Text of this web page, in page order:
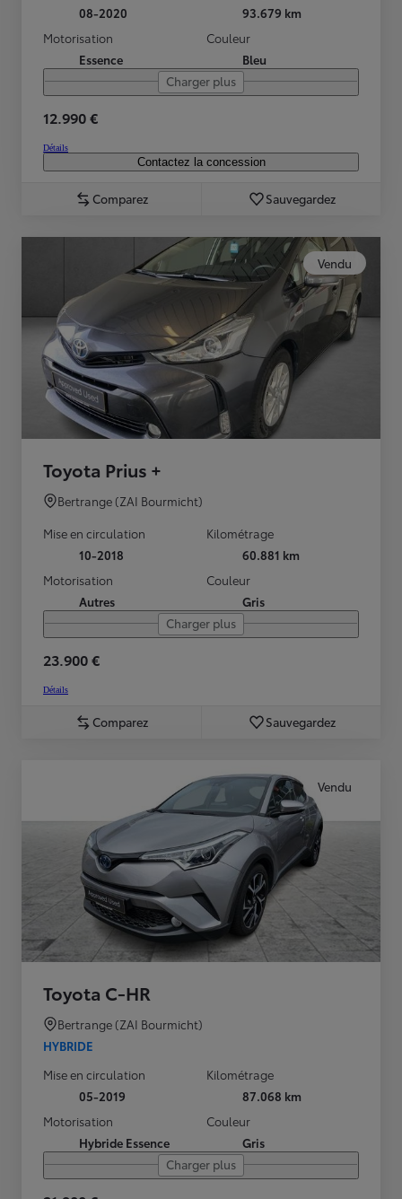
08-2020
93.679 km
Motorisation
Essence
Couleur
Bleu
Charger plus
12.990 €
Détails
Contactez la concession
Comparez Sauvegardez
Vendu
Toyota Prius +
Bertrange (ZAI Bourmicht)
Mise en circulation
10-2018
Kilométrage
60.881 km
Motorisation
Autres
Couleur
Gris
Charger plus
23.900 €
Détails
Comparez Sauvegardez
Vendu
Toyota C-HR
Bertrange (ZAI Bourmicht)
HYBRIDE
Mise en circulation
05-2019
Kilométrage
87.068 km
Motorisation
Hybride Essence
Couleur
Gris
Charger plus